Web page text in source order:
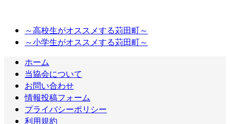
～高校生がオススメする苅田町～
～小学生がオススメする苅田町～
ホーム
当協会について
お問い合わせ
情報投稿フォーム
プライバシーポリシー
利用規約